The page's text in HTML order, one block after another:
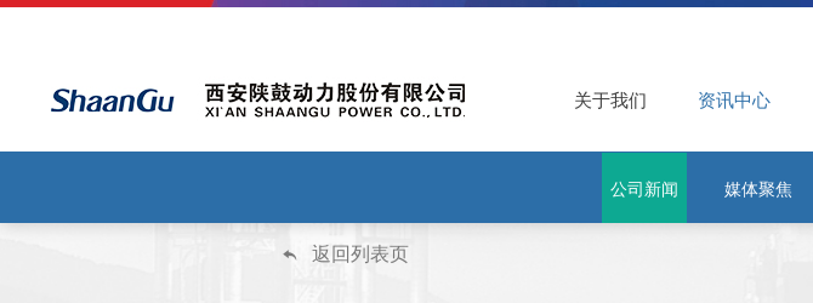
关于我们 资讯中心
公司新闻 媒体聚焦
 返回列表页